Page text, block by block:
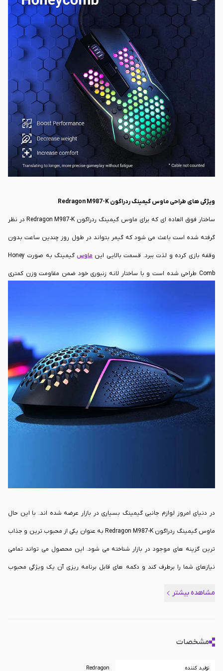
محصول می تواند برای PC و Mac مورد استفاده قرار گیرد و با حداکثر شتاب 30G می
تواند یکی از بهترین انتخاب های پیش روی شما باشد. در صورتی که قصد دارید از
ماوس گیمینگ ردراگون Redragon M987-K به صورت حرفه ای و روزمره استفاده
کنید نیز این محصول به شما توصیه می شود.
ویژگی های طراحی ماوس گیمینگ ردراگون Redragon M987-K
ساختار فوق العاده ای که برای ماوس گیمینگ ردراگون Redragon M987-K در نظر
گرفته شده است باعث می شود که گیمر بتواند در طول روز چندین ساعت بدون
وقفه بازی کرده و لذت ببرد. قسمت بالایی این ماوس گیمینگ به صورت Honey
Comb طراحی شده است و با ساختار لانه زنبوری خود ضمن مقاومت وزن کمتری
صاف و ضد لغزش باعث می شود که در طول روز بتوانید حرکات روان و بدون
مشکلی را داشته باشید. طراحی به گونه ای است که محدودیت کمتری را بر روی
دستان شما اعمال کند و از این روی شما می توانید ساعت ها بدون وقفه بازی
در دنیای امروز لوازم جانبی گیمینگ بسیاری در بازار عرضه شده اند. با این حال
ماوس گیمینگ ردراگون Redragon M987-K به عنوان یکی از محبوب ترین و جذاب
ترین گزینه های موجود در بازار شناخته می شود. این محصول می تواند تمامی
نیازهای شما را برطرف کند و دکمه های قابل برنامه ریزی آن یک ویژگی محبوب
مشاهده بیشتر
مشخصات
تولید کننده Redragon